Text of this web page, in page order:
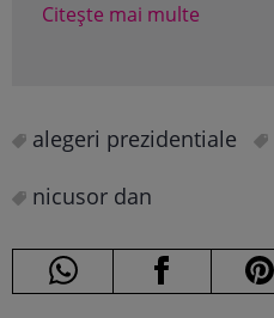
Citește mai multe
alegeri prezidentiale
nicusor dan